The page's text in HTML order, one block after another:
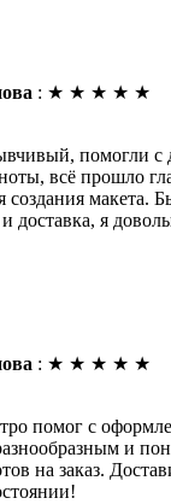
: ★ ★ ★ ★ ★
помогли с
всё прошло
создания макета.
доставка, я
: ★ ★ ★ ★ ★
помог с
и
на заказ.